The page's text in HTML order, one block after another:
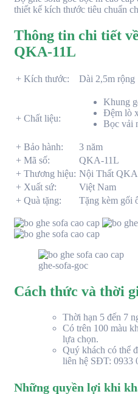
thiết kế kích thước tiêu chuẩn
Thông tin chi tiết
QKA-11L
+ Kích thước: Dài 2,5m rộng
+ Chất liệu:
Khung
Đệm lò
Bọc vải
+ Bảo hành:
3 năm
+ Mã số:
QKA-11L
+ Thương hiệu: Nội Thất
+ Xuất sứ:
Việt Nam
+ Quà tặng:
Tặng kèm gối
ghe-sofa-goc
Cách thức và thời
Thời hạn 5 đến 7
Có trên 100 màu
lựa chọn.
Quý khách có thể
liên hệ SĐT: 0933
Những quyền lợi khi